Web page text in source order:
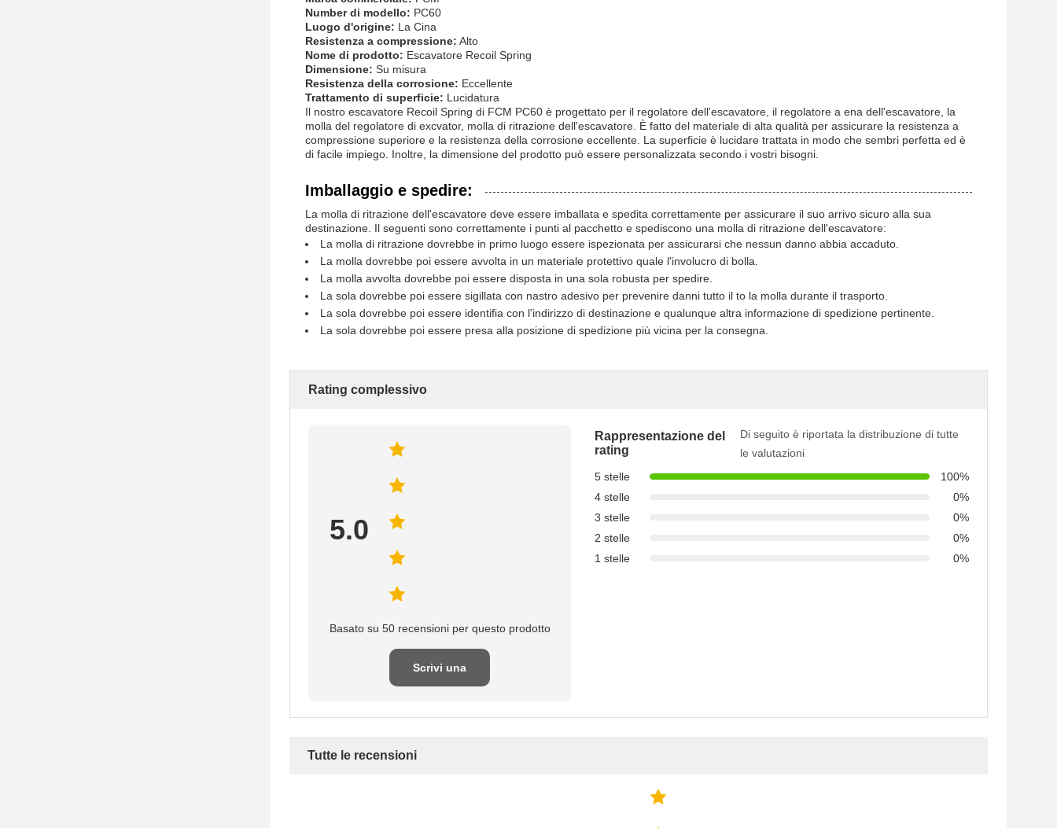
Number di modello: PC60
Luogo d'origine: La Cina
Resistenza a compressione: Alto
Nome di prodotto: Escavatore Recoil Spring
Dimensione: Su misura
Resistenza della corrosione: Eccellente
Trattamento di superficie: Lucidatura
Il nostro escavatore Recoil Spring di FCM PC60 è progettato per il regolatore dell'escavatore, il regolatore a ena dell'escavatore, la
molla del regolatore di excvator, molla di ritrazione dell'escavatore. È fatto del materiale di alta qualità per assicurare la resistenza a
compressione superiore e la resistenza della corrosione eccellente. La superficie è lucidare trattata in modo che sembri perfetta ed è
di facile impiego. Inoltre, la dimensione del prodotto può essere personalizzata secondo i vostri bisogni.
Imballaggio e spedire:
La molla di ritrazione dell'escavatore deve essere imballata e spedita correttamente per assicurare il suo arrivo sicuro alla sua
destinazione. Il seguenti sono correttamente i punti al pacchetto e spediscono una molla di ritrazione dell'escavatore:
La molla di ritrazione dovrebbe in primo luogo essere ispezionata per assicurarsi che nessun danno abbia accaduto.
La molla dovrebbe poi essere avvolta in un materiale protettivo quale l'involucro di bolla.
La molla avvolta dovrebbe poi essere disposta in una sola robusta per spedire.
La sola dovrebbe poi essere sigillata con nastro adesivo per prevenire danni tutto il to la molla durante il trasporto.
La sola dovrebbe poi essere identifia con l'indirizzo di destinazione e qualunque altra informazione di spedizione pertinente.
La sola dovrebbe poi essere presa alla posizione di spedizione più vicina per la consegna.
Rating complessivo
5.0
Basato su 50 recensioni per questo prodotto
Scrivi una
Rappresentazione del
rating
Di seguito è riportata la distribuzione di tutte
le valutazioni
5 stelle
100%
4 stelle
0%
3 stelle
0%
2 stelle
0%
1 stelle
0%
Tutte le recensioni